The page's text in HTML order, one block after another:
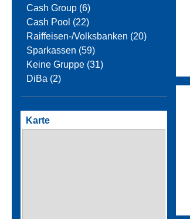
Cash Group (6)
Cash Pool (22)
Raiffeisen-/Volksbanken (20)
Sparkassen (59)
Keine Gruppe (31)
DiBa (2)
Karte